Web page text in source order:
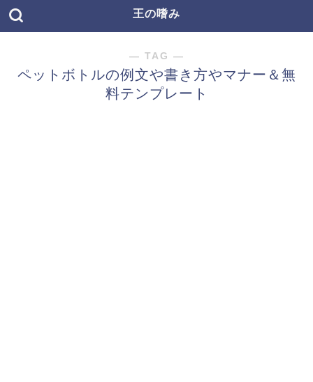
王の嗜み
― TAG ―
ペットボトルの例文や書き方やマナー＆無
料テンプレート